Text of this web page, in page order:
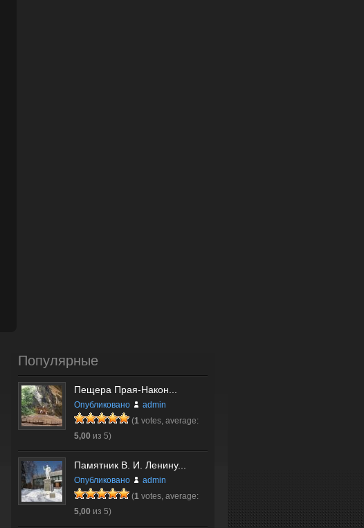
Популярные
Пещера Прая-Након...
Опубликовано
admin
(1 votes, average:
5,00 из 5)
Памятник В. И. Ленину...
Опубликовано
admin
(1 votes, average:
5,00 из 5)